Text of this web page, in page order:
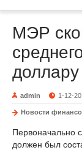
МЭР
admin 1-12-
Новости
Первоначально
должен был